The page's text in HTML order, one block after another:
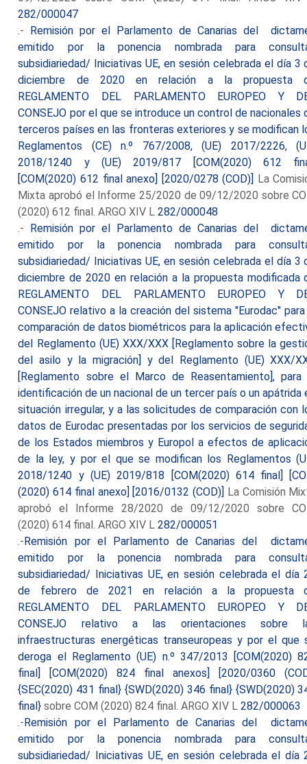
282/000047
.- Remisión por el Parlamento de Canarias del
emitido por la ponencia nombrada para
subsidiariedad/ Iniciativas UE, en sesión celebrada el día 3
diciembre de 2020 en relación a la propuesta
REGLAMENTO DEL PARLAMENTO EUROPEO Y
CONSEJO por el que se introduce un control de nacionales
terceros países en las fronteras exteriores y se modifican
Reglamentos (CE) n.º 767/2008, (UE) 2017/2226,
2018/1240 y (UE) 2019/817 [COM(2020) 612
[COM(2020) 612 final anexo] [2020/0278 (COD)] La
Mixta aprobó el Informe 25/2020 de 09/12/2020 sobre
(2020) 612 final. ARGO XIV L282/000048
.- Remisión por el Parlamento de Canarias del
emitido por la ponencia nombrada para
subsidiariedad/ Iniciativas UE, en sesión celebrada el día 3
diciembre de 2020 en relación a la propuesta modificada
REGLAMENTO DEL PARLAMENTO EUROPEO Y
CONSEJO relativo a la creación del sistema "Eurodac"
comparación de datos biométricos para la aplicación
del Reglamento (UE) XXX/XXX [Reglamento sobre la
del asilo y la migración] y del Reglamento (UE) XXX/
[Reglamento sobre el Marco de Reasentamiento], para
identificación de un nacional de un tercer país o un apátrida
situación irregular, y a las solicitudes de comparación con
datos de Eurodac presentadas por los servicios de
de los Estados miembros y Europol a efectos de
de la ley, y por el que se modifican los Reglamentos
2018/1240 y (UE) 2019/818 [COM(2020) 614 final]
(2020) 614 final anexo] [2016/0132 (COD)] La Comisión
aprobó el Informe 28/2020 de 09/12/2020 sobre
(2020) 614 final. ARGO XIV L282/000051
.-Remisión por el Parlamento de Canarias del
emitido por la ponencia nombrada para
subsidiariedad/ Iniciativas UE, en sesión celebrada el día
de febrero de 2021 en relación a la propuesta
REGLAMENTO DEL PARLAMENTO EUROPEO Y
CONSEJO relativo a las orientaciones sobre
infraestructuras energéticas transeuropeas y por el que
deroga el Reglamento (UE) n.º 347/2013 [COM(2020)
final] [COM(2020) 824 final anexos] [2020/0360
{SEC(2020) 431 final} {SWD(2020) 346 final} {SWD(2020)
final}sobre COM (2020) 824 final. ARGO XIV L282/000063
.-Remisión por el Parlamento de Canarias del
emitido por la ponencia nombrada para
subsidiariedad/ Iniciativas UE, en sesión celebrada el día